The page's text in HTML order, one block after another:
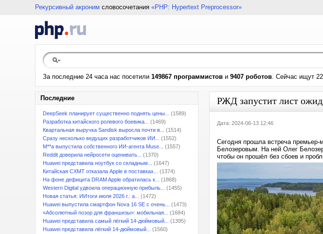
Рекурсивный акроним словосочетания «PHP: Hypertext Preprocessor»
За последние 24 часа нас посетили 149867 программистов и 9407 роботов. Сейчас ищут
Последние
DeepSeek планирует существенно поднять цены...
(1589)
Разработка китайского ролевого боевика...
(1469)
Квартальная выручка Sandisk выросла почти в...
(1514)
Сразу несколько ведущих разработчиков ИИ...
(1552)
M**a выпустила собственного ИИ-агента Muse...
(1557)
Reddit доверила нейросети оценивать...
(1370)
Huawei представила ноутбук со складным...
(1647)
Китайская CXMT отказала Apple в поставках...
(1374)
На фоне дефицита DRAM Apple обратилась к...
(1868)
Western Digital удвоила операционную прибыль...
(1455)
Новая статья: ИИтоги июля 2026 г.: а...
(1472)
Huawei выпустила смартфон Nova 16 SE с очень...
(1473)
«Абсолютный позор для франшизы»: мобильная...
(1684)
Huawei представила самый лёгкий 14-дюймовый...
(1395)
Huawei представила лёгкий 14-дюймовый...
(1560)
РЖД запустит лист
Дата: 2024-06-13 12:46
Сегодня прошла встреча
Белозеровым. На ней Олег
чтобы он прошёл без сбоев и